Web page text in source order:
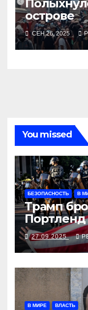
острове
СЕН 26, 2025
You missed
БЕЗОПАСНОСТЬ В
Трамп
Портленд
27.09.2025
В МИРЕ ВЛАСТЬ